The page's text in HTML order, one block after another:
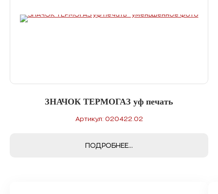
ЗНАЧОК ТЕРМОГАЗ уф печать
Артикул: 020422.02
ПОДРОБНЕЕ...